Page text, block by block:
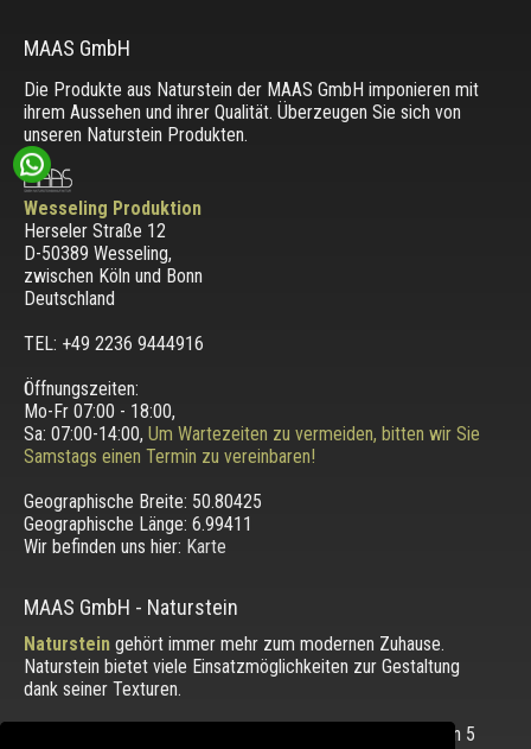
MAAS GmbH
Die Produkte aus Naturstein der MAAS GmbH imponieren mit
ihrem Aussehen und ihrer Qualität. Überzeugen Sie sich von
unseren Naturstein Produkten.
Wesseling Produktion
Herseler Straße 12
D-50389 Wesseling,
zwischen Köln und Bonn
Deutschland
TEL: +49 2236 9444916
Öffnungszeiten:
Mo-Fr 07:00 - 18:00,
Sa: 07:00-14:00, Um Wartezeiten zu vermeiden, bitten wir Sie
Samstags einen Termin zu vereinbaren!
Geographische Breite: 50.80425
Geographische Länge: 6.99411
Wir befinden uns hier: Karte
MAAS GmbH - Naturstein
Natursteingehört immer mehr zum modernen Zuhause.
Naturstein bietet viele Einsatzmöglichkeiten zur Gestaltung
dank seiner Texturen.
Die Bewertung unserer Kunden mit einem Durchschnitt von 5